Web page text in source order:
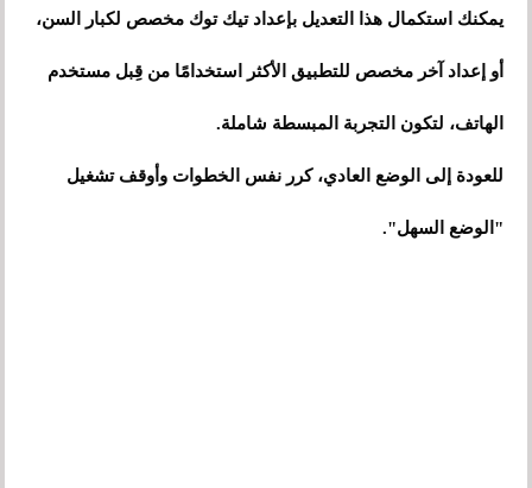
يمكنك استكمال هذا التعديل بإعداد تيك توك مخصص لكبار السن،
أو إعداد آخر مخصص للتطبيق الأكثر استخدامًا من قِبل مستخدم
الهاتف، لتكون التجربة المبسطة شاملة.
للعودة إلى الوضع العادي، كرر نفس الخطوات وأوقف تشغيل
"الوضع السهل".